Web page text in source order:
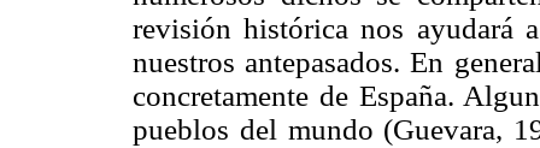
revisión histórica nos ayudará
nuestros antepasados. En
concretamente de España.
pueblos del mundo (Guevara,